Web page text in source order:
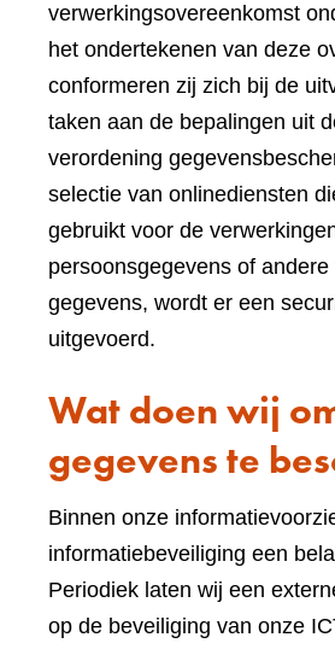
verwerkingsovereenkomst
het ondertekenen van deze
conformeren zij zich bij de
taken aan de bepalingen uit
verordening
selectie van onlinediensten
gebruikt voor de
persoonsgegevens of
gegevens, wordt er een
uitgevoerd.
Wat doen wij
gegevens te
Binnen onze
informatiebeveiliging een
Periodiek laten wij een
op de beveiliging van onze